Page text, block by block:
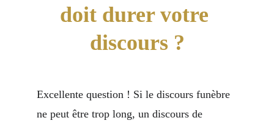
Excellente question ! Si le discours funèbre
ne peut être trop long, un discours de
doit durer votre
discours ?